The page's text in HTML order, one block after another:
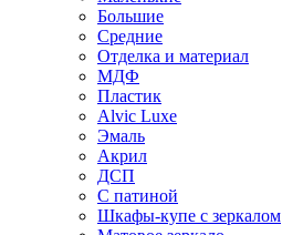
Большие
Средние
Отделка и материал
МДФ
Пластик
Alvic Luxe
Эмаль
Акрил
ДСП
С патиной
Шкафы-купе с зеркалом